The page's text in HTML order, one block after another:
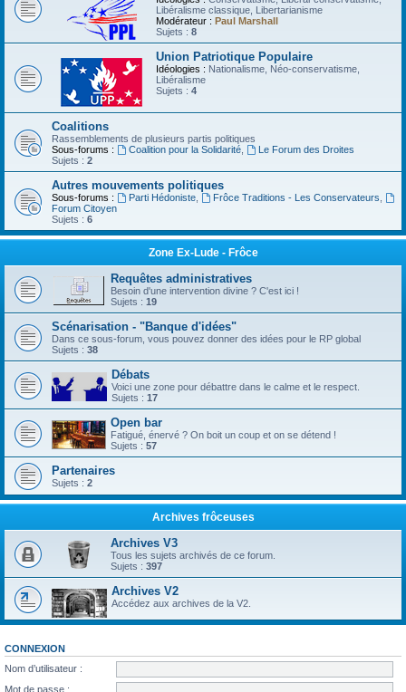
Libéralisme classique, Libertarianisme
Modérateur : Paul Marshall
Sujets : 8
Union Patriotique Populaire
Idéologies : Nationalisme, Néo-conservatisme,
Libéralisme
Sujets : 4
Coalitions
Rassemblements de plusieurs partis politiques
Sous-forums :
Coalition pour la Solidarité,
Le Forum des Droites
Sujets : 2
Autres mouvements politiques
Sous-forums : Parti Hédoniste, Frôce Traditions - Les Conservateurs
Forum Citoyen
Sujets : 6
Zone Ex-Lude - Frôce
Requêtes administratives
Besoin d'une intervention divine ? C'est ici !
Sujets : 19
Scénarisation - "Banque d'idées"
Dans ce sous-forum, vous pouvez donner des idées pour le RP global
Sujets : 38
Débats
Voici une zone pour débattre dans le calme et le respect.
Sujets : 17
Open bar
Fatigué, énervé ? On boit un coup et on se détend !
Sujets : 57
Partenaires
Sujets : 2
Archives frôceuses
Archives V3
Tous les sujets archivés de ce forum.
Sujets : 397
Archives V2
Accédez aux archives de la V2.
CONNEXION
Nom d’utilisateur :
Mot de passe :